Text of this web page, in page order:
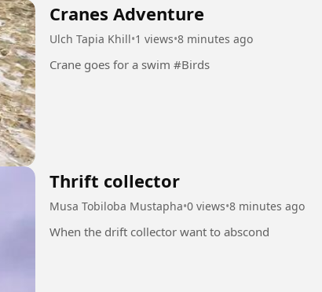
Cranes Adventure
Ulch Tapia Khill•1 views•8 minutes ago
Crane goes for a swim #Birds
Thrift collector
Musa Tobiloba Mustapha•0 views•8 minutes ago
When the drift collector want to abscond